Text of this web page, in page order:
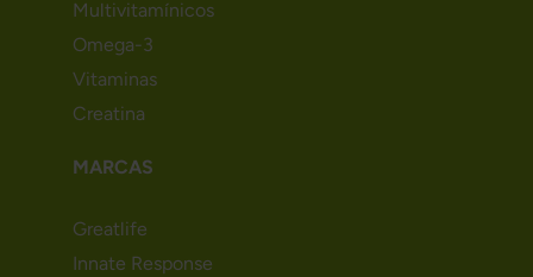
Multivitamínicos
Omega-3
Vitaminas
Creatina
MARCAS
Greatlife
Innate Response